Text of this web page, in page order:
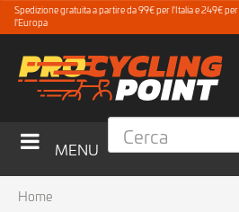
Spedizione gratuita a partire da 99€ per l'Italia e 249€ per
l'Europa
MENU
Home